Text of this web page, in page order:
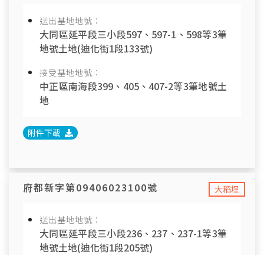
送出基地地號：
大同區延平段三小段597、597-1、598等3筆
地號土地(迪化街1段133號)
接受基地地號：
中正區南海段399、405、407-2等3筆地號土
地
附件下載
大稻埕
府都新字第09406023100號
送出基地地號：
大同區延平段三小段236、237、237-1等3筆
地號土地(迪化街1段205號)